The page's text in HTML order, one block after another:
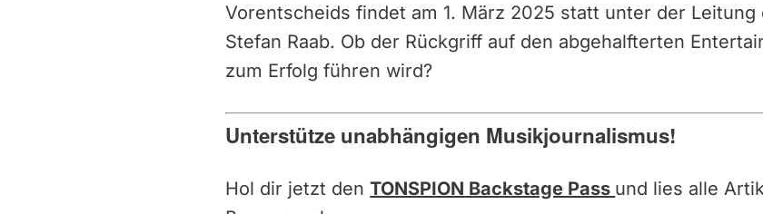
Vorentscheids findet am 1. März 2025 statt unter der Leitung
Stefan Raab. Ob der Rückgriff auf den abgehalfterten
zum Erfolg führen wird?
Unterstütze unabhängigen Musikjournalismus!
Hol dir jetzt denTONSPION Backstage Pass und lies alle